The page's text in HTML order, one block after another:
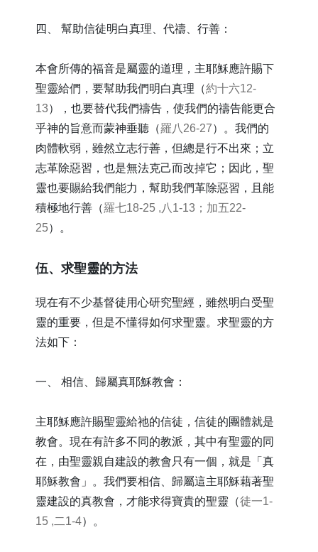
四、 幫助信徒明白真理、代禱、行善：
本會所傳的福音是屬靈的道理，主耶穌應許賜下
聖靈給們，要幫助我們明白真理（約十六12-
13），也要替代我們禱告，使我們的禱告能更合
乎神的旨意而蒙神垂聽（羅八26-27）。我們的
肉體軟弱，雖然立志行善，但總是行不出來；立
志革除惡習，也是無法克己而改掉它；因此，聖
靈也要賜給我們能力，幫助我們革除惡習，且能
積極地行善（羅七18-25 ,八1-13；加五22-
25）。
​伍、求聖靈的方法
現在有不少基督徒用心研究聖經，雖然明白受聖
靈的重要，但是不懂得如何求聖靈。求聖靈的方
法如下：
一、 相信、歸屬真耶穌教會：
主耶穌應許賜聖靈給祂的信徒，信徒的團體就是
教會。現在有許多不同的教派，其中有聖靈的同
在，由聖靈親自建設的教會只有一個，就是「真
耶穌教會」。我們要相信、歸屬這主耶穌藉著聖
靈建設的真教會，才能求得寶貴的聖靈（徒一1-
15 ,二1-4）。